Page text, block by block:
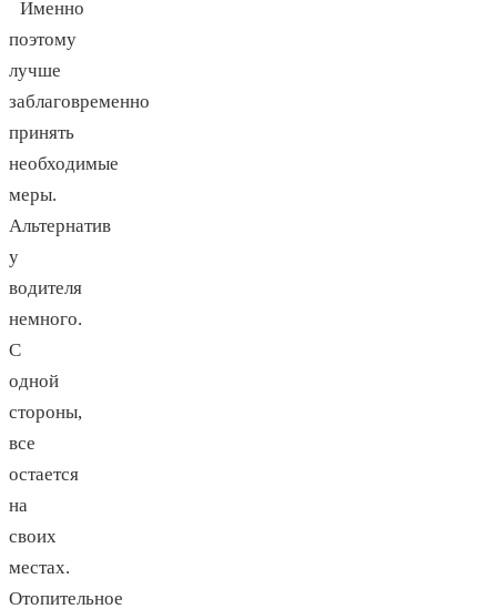
Именно
поэтому
лучше
заблаговременно
принять
необходимые
меры.
Альтернатив
у
водителя
немного.
С
одной
стороны,
все
остается
на
своих
местах.
Отопительное